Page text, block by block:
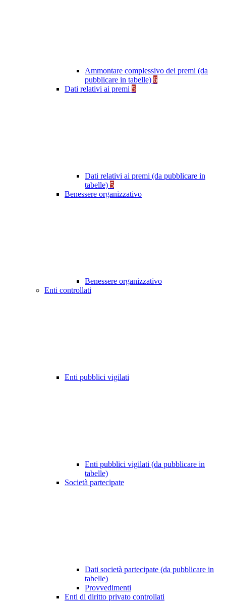
Ammontare complessivo dei premi (da
pubblicare in tabelle) 6
Dati relativi ai premi 5
Dati relativi ai premi (da pubblicare in
tabelle) 5
Benessere organizzativo
Benessere organizzativo
Enti controllati
Enti pubblici vigilati
Enti pubblici vigilati (da pubblicare in
tabelle)
Società partecipate
Dati società partecipate (da pubblicare in
tabelle)
Provvedimenti
Enti di diritto privato controllati